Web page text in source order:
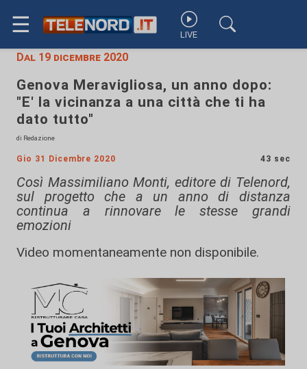
☰ LIVE
Dal 19 dicembre 2020
Genova Meravigliosa, un anno dopo:
"E' la vicinanza a una città che ti ha
dato tutto"
di Redazione
Gio 31 Dicembre 2020 43 sec
Così Massimiliano Monti, editore di Telenord,
sul progetto che a un anno di distanza
continua a rinnovare le stesse grandi
emozioni
Video momentaneamente non disponibile.